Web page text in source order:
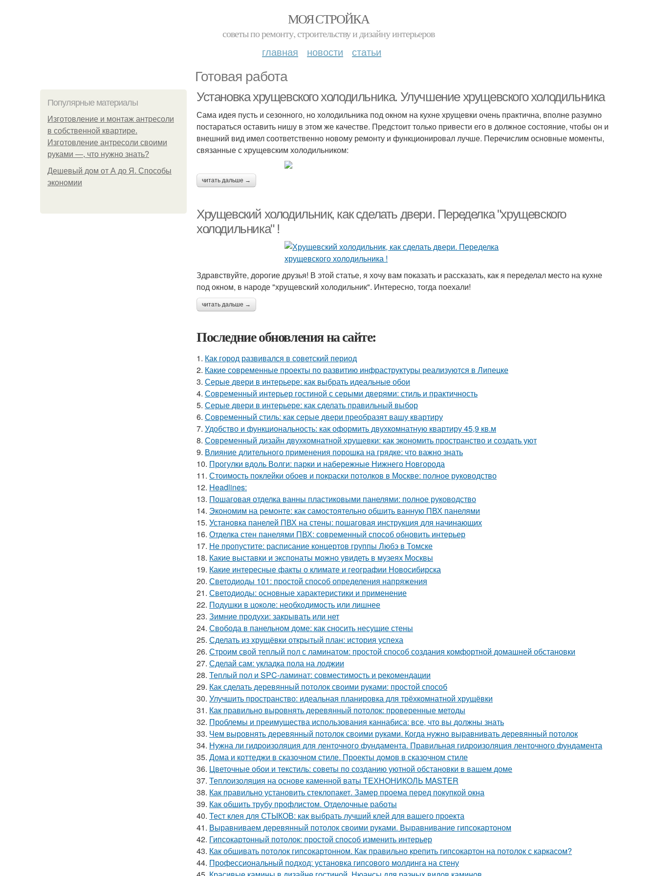
МОЯ СТРОЙКА
советы по ремонту, строительству и дизайну интерьеров
главная новости статьи
Готовая работа
Популярные материалы
Изготовление и монтаж антресоли
в собственной квартире.
Изготовление антресоли своими
руками —, что нужно знать?
Дешевый дом от А до Я. Способы
экономии
Установка хрущевского холодильника. Улучшение хрущевского холодильника
Сама идея пусть и сезонного, но холодильника под окном на кухне хрущевки очень практична, вполне разумно
постараться оставить нишу в этом же качестве. Предстоит только привести его в должное состояние, чтобы он и
внешний вид имел соответственно новому ремонту и функционировал лучше. Перечислим основные моменты,
связанные с хрущевским холодильником:
читать дальше →
Хрущевский холодильник, как сделать двери. Переделка "хрущевского
холодильника" !
Здравствуйте, дорогие друзья! В этой статье, я хочу вам показать и рассказать, как я переделал место на кухне
под окном, в народе "хрущевский холодильник". Интересно, тогда поехали!
читать дальше →
Последние обновления на сайте:
1. Как город развивался в советский период
2. Какие современные проекты по развитию инфраструктуры реализуются в Липецке
3. Серые двери в интерьере: как выбрать идеальные обои
4. Современный интерьер гостиной с серыми дверями: стиль и практичность
5. Серые двери в интерьере: как сделать правильный выбор
6. Современный стиль: как серые двери преобразят вашу квартиру
7. Удобство и функциональность: как оформить двухкомнатную квартиру 45,9 кв.м
8. Современный дизайн двухкомнатной хрущевки: как экономить пространство и создать уют
9. Влияние длительного применения порошка на грядке: что важно знать
10. Прогулки вдоль Волги: парки и набережные Нижнего Новгорода
11. Стоимость поклейки обоев и покраски потолков в Москве: полное руководство
12. Headlines:
13. Пошаговая отделка ванны пластиковыми панелями: полное руководство
14. Экономим на ремонте: как самостоятельно обшить ванную ПВХ панелями
15. Установка панелей ПВХ на стены: пошаговая инструкция для начинающих
16. Отделка стен панелями ПВХ: современный способ обновить интерьер
17. Не пропустите: расписание концертов группы Любэ в Томске
18. Какие выставки и экспонаты можно увидеть в музеях Москвы
19. Какие интересные факты о климате и географии Новосибирска
20. Светодиоды 101: простой способ определения напряжения
21. Светодиоды: основные характеристики и применение
22. Подушки в цоколе: необходимость или лишнее
23. Зимние продухи: закрывать или нет
24. Свобода в панельном доме: как сносить несущие стены
25. Сделать из хрущёвки открытый план: история успеха
26. Строим свой теплый пол с ламинатом: простой способ создания комфортной домашней обстановки
27. Сделай сам: укладка пола на лоджии
28. Теплый пол и SPC-ламинат: совместимость и рекомендации
29. Как сделать деревянный потолок своими руками: простой способ
30. Улучшить пространство: идеальная планировка для трёхкомнатной хрущёвки
31. Как правильно выровнять деревянный потолок: проверенные методы
32. Проблемы и преимущества использования каннабиса: все, что вы должны знать
33. Чем выровнять деревянный потолок своими руками. Когда нужно выравнивать деревянный потолок
34. Нужна ли гидроизоляция для ленточного фундамента. Правильная гидроизоляция ленточного фундамента
35. Дома и коттеджи в сказочном стиле. Проекты домов в сказочном стиле
36. Цветочные обои и текстиль: советы по созданию уютной обстановки в вашем доме
37. Теплоизоляция на основе каменной ваты ТЕХНОНИКОЛЬ MASTER
38. Как правильно установить стеклопакет. Замер проема перед покупкой окна
39. Как обшить трубу профлистом. Отделочные работы
40. Тест клея для СТЫКОВ: как выбрать лучший клей для вашего проекта
41. Выравниваем деревянный потолок своими руками. Выравнивание гипсокартоном
42. Гипсокартонный потолок: простой способ изменить интерьер
43. Как обшивать потолок гипсокартонном. Как правильно крепить гипсокартон на потолок с каркасом?
44. Профессиональный подход: установка гипсового молдинга на стену